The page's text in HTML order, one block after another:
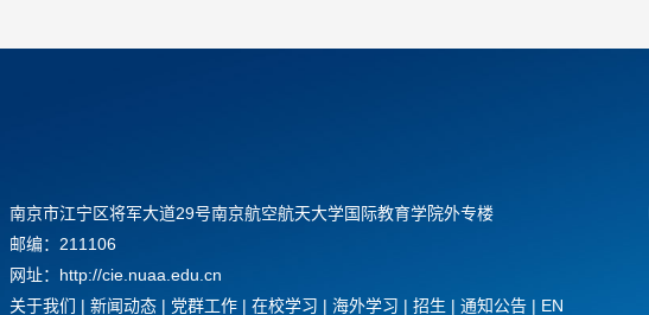
南京市江宁区将军大道29号南京航空航天大学国际教育学院外专楼
邮编：211106
网址：http://cie.nuaa.edu.cn
关于我们 |新闻动态 | 党群工作 |在校学习 |海外学习 |招生 |通知公告 | EN